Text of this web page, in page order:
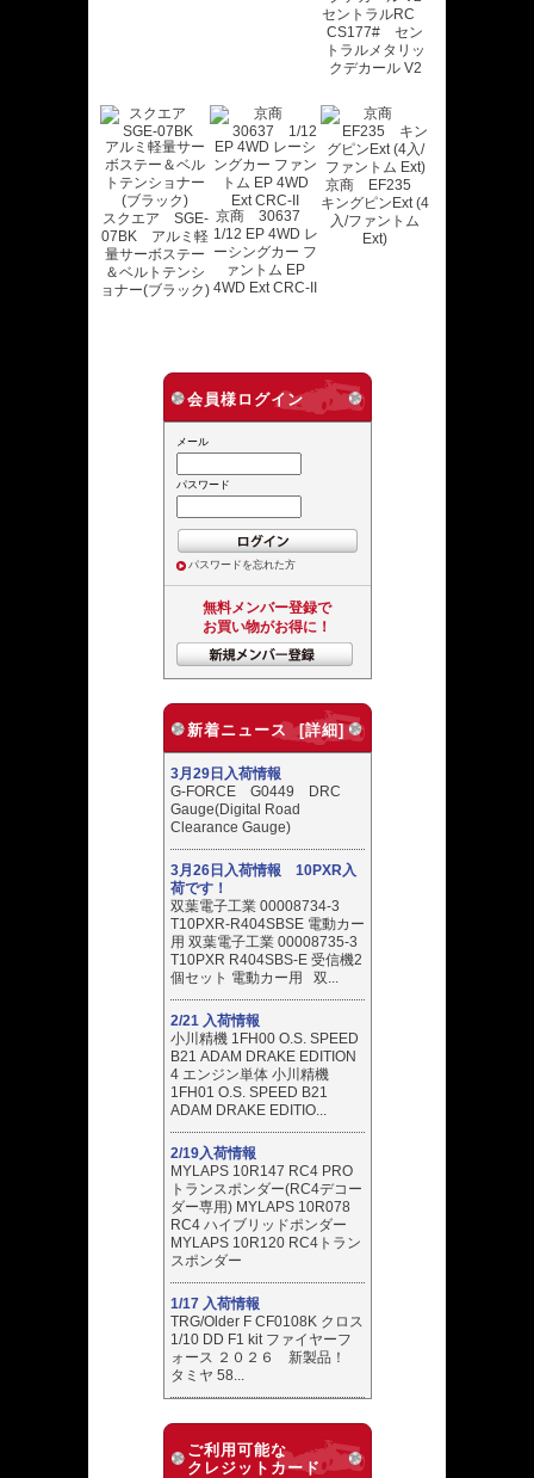
セントラルRC
CS177# セン
トラルメタリッ
クデカール V2
スクエア SGE-
07BK アルミ軽
量サーボステー
＆ベルトテンシ
ョナー(ブラック)
京商 30637
1/12 EP 4WD レ
ーシングカー フ
ァントム EP
4WD Ext CRC-II
京商 EF235
キングピンExt (4
入/ファントム
Ext)
会員様ログイン
メール
パスワード
パスワードを忘れた方
無料メンバー登録で
お買い物がお得に！
新着ニュース [詳細]
3月29日入荷情報
G-FORCE G0449 DRC
Gauge(Digital Road
Clearance Gauge)
3月26日入荷情報 10PXR入
荷です！
双葉電子工業 00008734-3
T10PXR-R404SBSE 電動カー
用 双葉電子工業 00008735-3
T10PXR R404SBS-E 受信機2
個セット 電動カー用 双...
2/21 入荷情報
小川精機 1FH00 O.S. SPEED
B21 ADAM DRAKE EDITION
4 エンジン単体 小川精機
1FH01 O.S. SPEED B21
ADAM DRAKE EDITIO...
2/19入荷情報
MYLAPS 10R147 RC4 PRO
トランスポンダー(RC4デコー
ダー専用) MYLAPS 10R078
RC4 ハイブリッドポンダー
MYLAPS 10R120 RC4トラン
スポンダー
1/17 入荷情報
TRG/Older F CF0108K クロス
1/10 DD F1 kit ファイヤーフ
ォース ２０２６ 新製品！
タミヤ 58...
ご利用可能な
クレジットカード